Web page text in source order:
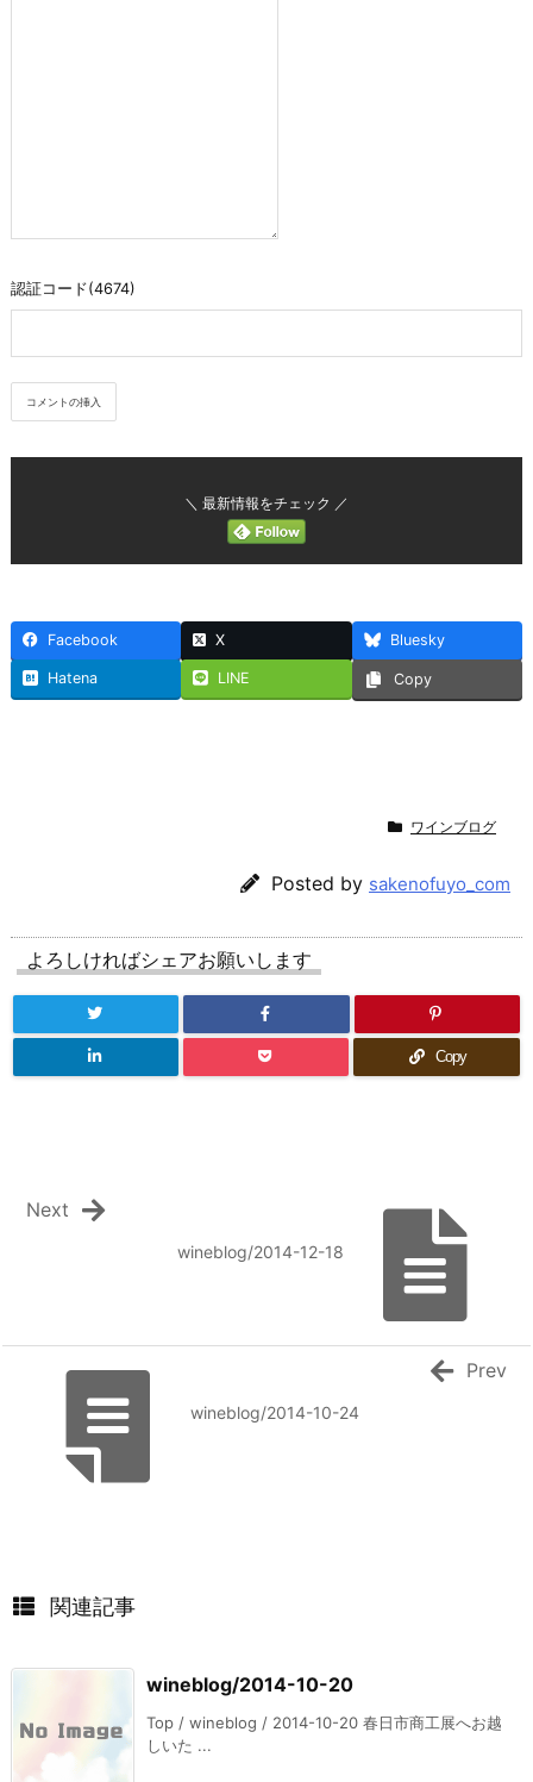
認証コード(4674)
＼ 最新情報をチェック ／
Facebook X Bluesky
Hatena LINE Copy
ワインブログ
Posted by sakenofuyo_com
よろしければシェアお願いします
Copy
wineblog/2014-12-18
Next
wineblog/2014-10-24
Prev
関連記事
wineblog/2014-10-20
Top / wineblog / 2014-10-20 春日市商工展へお越
しいた ...